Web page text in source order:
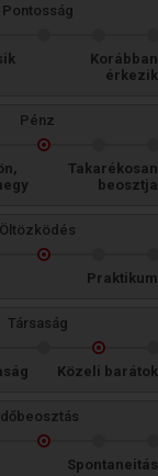
Pontosság
Korábban
érkezik
Pénz
Takarékosan
beosztja
Öltözködés
Praktikum
Társaság
Közeli barátok
Spontaneitás